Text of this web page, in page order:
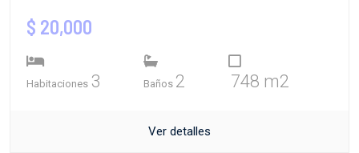
$ 20,000
Habitaciones 3 Baños 2 748 m2
Ver detalles